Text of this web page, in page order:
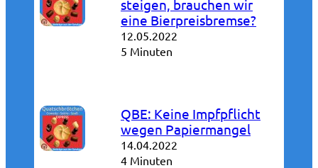
steigen, brauchen wir
eine Bierpreisbremse?
12.05.2022
5 Minuten
QBE: Keine Impfpflicht
wegen Papiermangel
14.04.2022
4 Minuten